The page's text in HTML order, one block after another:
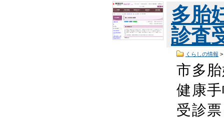
多胎
診査
くらしの情報 >
市多
健康
受診